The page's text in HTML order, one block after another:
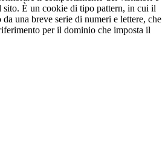
sito. È un cookie di tipo pattern, in cui il
una breve serie di numeri e lettere, che
per il dominio che imposta il